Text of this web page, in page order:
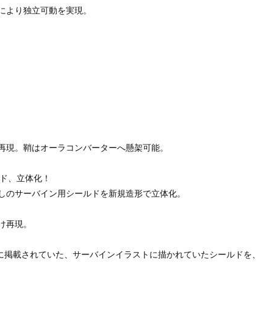
り独立可動を実現。
。鞘はオーラコンバーターへ懸架可能。
、立体化！
サーバイン用シールドを新規造形で立体化。
現。
掲載されていた、サーバインイラストに描かれていたシールドを、